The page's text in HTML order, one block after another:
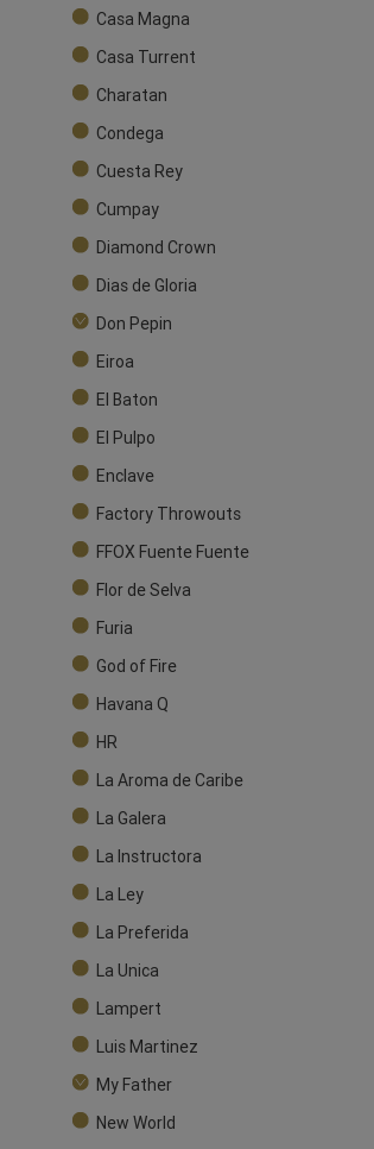
Casa Magna
Casa Turrent
Charatan
Condega
Cuesta Rey
Cumpay
Diamond Crown
Dias de Gloria
Don Pepin
Eiroa
El Baton
El Pulpo
Enclave
Factory Throwouts
FFOX Fuente Fuente
Flor de Selva
Furia
God of Fire
Havana Q
HR
La Aroma de Caribe
La Galera
La Instructora
La Ley
La Preferida
La Unica
Lampert
Luis Martinez
My Father
New World